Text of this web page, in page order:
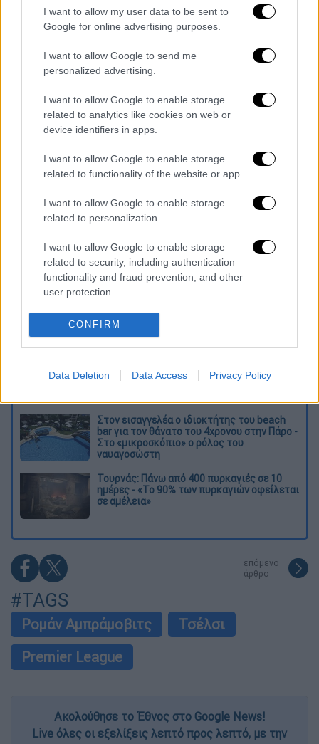
I want to allow my user data to be sent to
Google for online advertising purposes.
I want to allow Google to send me
personalized advertising.
I want to allow Google to enable storage
related to analytics like cookies on web or
device identifiers in apps.
I want to allow Google to enable storage
related to functionality of the website or app.
I want to allow Google to enable storage
related to personalization.
I want to allow Google to enable storage
related to security, including authentication
functionality and fraud prevention, and other
user protection.
CONFIRM
Data Deletion Data Access Privacy Policy
αμερικάνικο μοντέλο της Λίβερπουλ που
όμως είναι περισσότερο...
προπονητοκεντρικό λόγω Γιούργκεν Κλοπ.
Chelsea Pitch Owners PLC, την εταιρεία που
έχει αναλάβει την ανοικοδόμηση του
Στάμφορντ Μπριτζ.
Η οικογένεια Ρίκετς, σε συνεργασία με τον
δημιούργησε έναν επενδυτικό όμιλο,
προκειμένου να προχωρήσουν στην εξαγορά
του ιστορικού αγγλικού συλλόγου.
Διαβάστε ακόμη
πλησίαζε τα 75 όταν τον αντάμωσε η δόξα –
Εκείνος που άλλαξε την πορεία της
Ιστορίας!
«Κάθε πόλεμος είναι ένας εμφύλιος, όλοι
είμαστε αδέλφια»
Στον εισαγγελέα ο ιδιοκτήτης του beach
bar για τον θάνατο του 4χρονου στην Πάρο -
Στο «μικροσκόπιο» ο ρόλος του
ναυαγοσώστη
Τουρνάς: Πάνω από 400 πυρκαγιές σε 10
ημέρες - «Το 90% των πυρκαγιών οφείλεται
σε αμέλεια»
επόμενο
άρθρο
#TAGS
Ρομάν Αμπράμοβιτς
Τσέλσι
Premier League
Ακολούθησε το Έθνος στο Google News!
Live όλες οι εξελίξεις λεπτό προς λεπτό, με την